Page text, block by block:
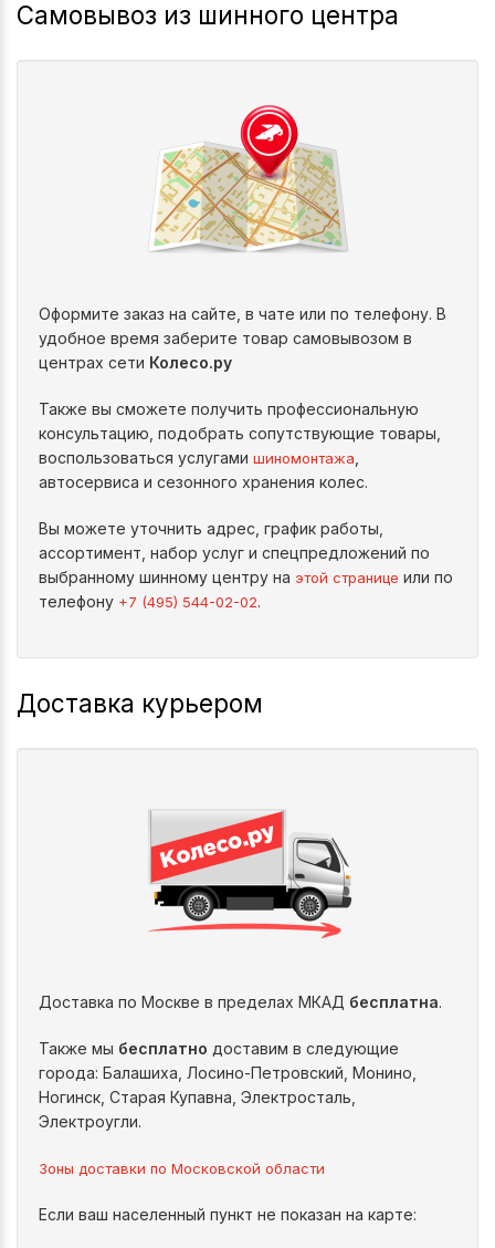
Самовывоз из шинного центра
Оформите заказ на сайте, в чате или по телефону. В
удобное время заберите товар самовывозом в
центрах сети Колесо.ру
Также вы сможете получить профессиональную
консультацию, подобрать сопутствующие товары,
воспользоваться услугами шиномонтажа
автосервиса и сезонного хранения колес.
Вы можете уточнить адрес, график работы,
ассортимент, набор услуг и спецпредложений по
выбранному шинному центру на этой странице или по
телефону +7 (495) 544-02-02.
Доставка курьером
Доставка по Москве в пределах МКАД бесплатна.
Также мы бесплатно доставим в следующие
города: Балашиха, Лосино-Петровский, Монино,
Ногинск, Старая Купавна, Электросталь,
Электроугли.
Зоны доставки по Московской области
Если ваш населенный пункт не показан на карте: